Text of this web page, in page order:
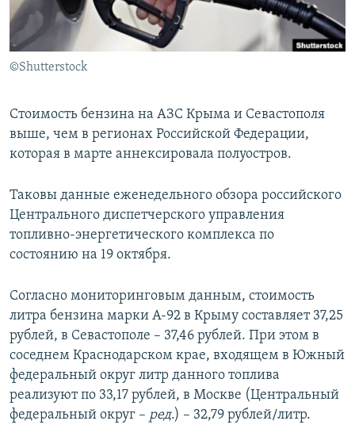
ПОБЕДИТЕЛЕЙ НЕ СУДЯТ?
КРЫМ.НЕПОКОРЕННЫЙ
ELIFBE
ПРИСОЕДИНЯЙТЕСЬ!
Все сайты RFE/RL
©Shutterstock
Стоимость бензина на АЗС Крыма и Севастополя
выше, чем в регионах Российской Федерации,
которая в марте аннексировала полуостров.
Таковы данные еженедельного обзора российского
Центрального диспетчерского управления
топливно-энергетического комплекса по
состоянию на 19 октября.
Согласно мониторинговым данным, стоимость
литра бензина марки А-92 в Крыму составляет 37,25
рублей, в Севастополе – 37,46 рублей. При этом в
соседнем Краснодарском крае, входящем в Южный
федеральный округ литр данного топлива
реализуют по 33,17 рублей, в Москве (Центральный
федеральный округ – ред.) – 32,79 рублей/литр.